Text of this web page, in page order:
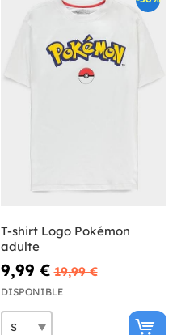
T-shirt Logo Pokémon
adulte
9,99 € 19,99 €
DISPONIBLE